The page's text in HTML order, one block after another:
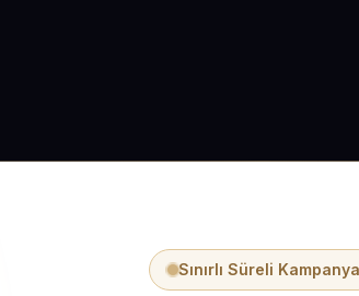
Sınırlı Süreli Kampanya